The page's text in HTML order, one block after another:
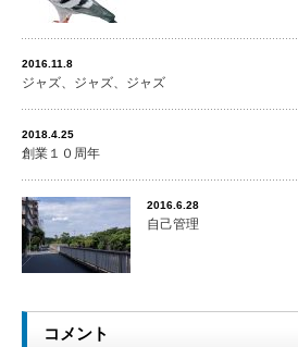
2016.11.8
ジャズ、ジャズ、ジャズ
2018.4.25
創業１０周年
2016.6.28
自己管理
コメント